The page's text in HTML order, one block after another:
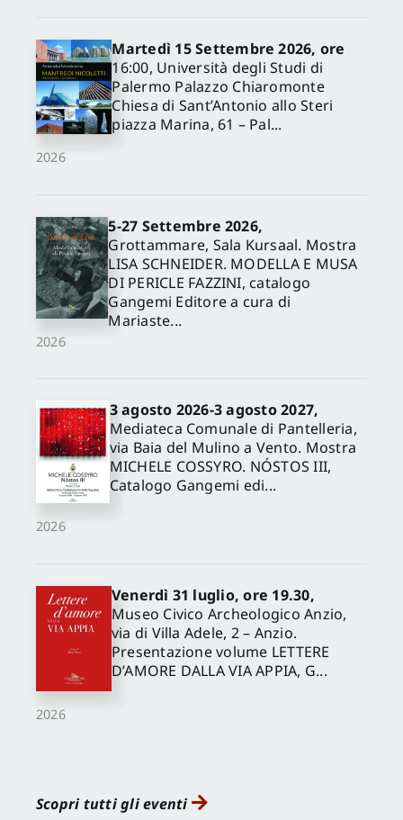
2026
Martedì 15 Settembre 2026, ore
16:00, Università degli Studi di
Palermo Palazzo Chiaromonte
Chiesa di Sant’Antonio allo Steri
piazza Marina, 61 – Pal...
2026
5-27 Settembre 2026,
Grottammare, Sala Kursaal. Mostra
LISA SCHNEIDER. MODELLA E MUSA
DI PERICLE FAZZINI, catalogo
Gangemi Editore a cura di
Mariaste...
2026
3 agosto 2026-3 agosto 2027,
Mediateca Comunale di Pantelleria,
via Baia del Mulino a Vento. Mostra
MICHELE COSSYRO. NÓSTOS III,
Catalogo Gangemi edi...
2026
Venerdì 31 luglio, ore 19.30,
Museo Civico Archeologico Anzio,
via di Villa Adele, 2 – Anzio.
Presentazione volume LETTERE
D’AMORE DALLA VIA APPIA, G...
Scopri tutti gli eventi